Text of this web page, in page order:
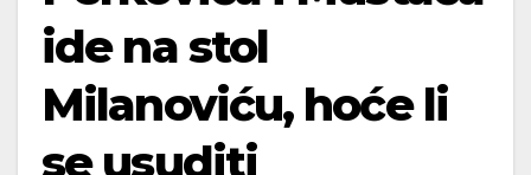
ide na stol
Milanoviću, hoće li
se usuditi